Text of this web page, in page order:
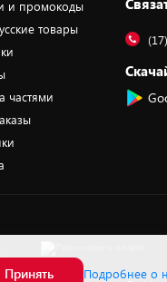
и промокоды
товары
частями
Принять Подробнее о